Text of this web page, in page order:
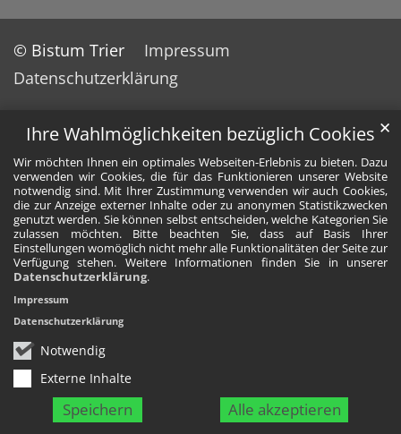
Ihre Wahlmöglichkeiten bezüglich Cookies
Wir möchten Ihnen ein optimales Webseiten-Erlebnis zu bieten. Dazu
verwenden wir Cookies, die für das Funktionieren unserer Website
notwendig sind. Mit Ihrer Zustimmung verwenden wir auch Cookies,
die zur Anzeige externer Inhalte oder zu anonymen Statistikzwecken
genutzt werden. Sie können selbst entscheiden, welche Kategorien Sie
zulassen möchten. Bitte beachten Sie, dass auf Basis Ihrer
Einstellungen womöglich nicht mehr alle Funktionalitäten der Seite zur
Verfügung stehen. Weitere Informationen finden Sie in unserer
Datenschutzerklärung.
Notwendig
Externe Inhalte
Speichern Alle akzeptieren
✕
Impressum
Datenschutzerklärung
© Bistum Trier
Impressum
Datenschutzerklärung